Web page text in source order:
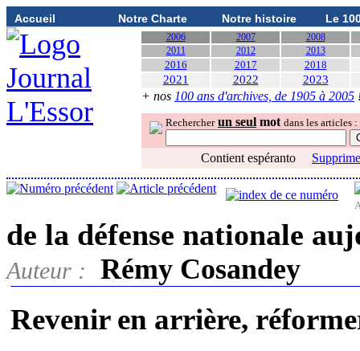
Accueil Notre Charte Notre histoire Le
2006 2007
2008
2011
2012 2013
2016 2017 2018
2021 2022 2023
+ nos 100 ans d'archives, de 1905 à 2005
Rechercher un seul mot dans les articles :
Contient espéranto
de la défense nationale
Auteur : Rémy Cosandey
Revenir en arrière,